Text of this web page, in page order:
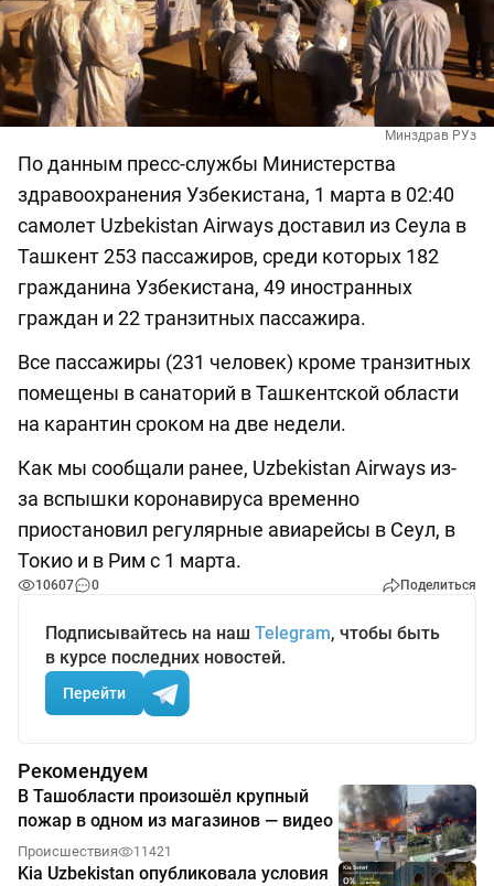
Минздрав РУз
По данным пресс-службы Министерства
здравоохранения Узбекистана, 1 марта в 02:40
самолет Uzbekistan Airways доставил из Сеула в
Ташкент 253 пассажиров, среди которых 182
гражданина Узбекистана, 49 иностранных
граждан и 22 транзитных пассажира.
Все пассажиры (231 человек) кроме транзитных
помещены в санаторий в Ташкентской области
на карантин сроком на две недели.
Как мы сообщали ранее, Uzbekistan Airways из-
за вспышки коронавируса временно
приостановил регулярные авиарейсы в Сеул, в
Токио и в Рим с 1 марта.
10607 0 Поделиться
Подписывайтесь на наш Telegram, чтобы быть
в курсе последних новостей.
Перейти
Рекомендуем
В Ташобласти произошёл крупный
пожар в одном из магазинов — видео
Происшествия 11421
Kia Uzbekistan опубликовала условия